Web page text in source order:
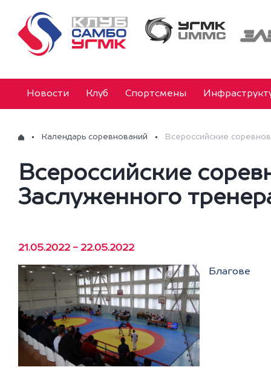
Новости Клуб Спортсмены
Календарь соревнований Всероссийские
Всероссийские
Заслуженного
21.05.2022 - 22.05.2022
Благове